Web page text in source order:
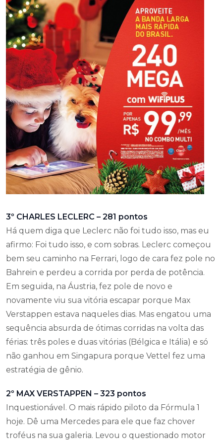
3º CHARLES LECLERC – 281 pontos
Há quem diga que Leclerc não foi tudo isso, mas eu
afirmo: Foi tudo isso, e com sobras. Leclerc começou
bem seu caminho na Ferrari, logo de cara fez pole no
Bahrein e perdeu a corrida por perda de potência.
Em seguida, na Áustria, fez pole de novo e
novamente viu sua vitória escapar porque Max
Verstappen estava naqueles dias. Mas engatou uma
sequência absurda de ótimas corridas na volta das
férias: três poles e duas vitórias (Bélgica e Itália) e só
não ganhou em Singapura porque Vettel fez uma
estratégia de gênio.
2º MAX VERSTAPPEN – 323 pontos
Inquestionável. O mais rápido piloto da Fórmula 1
hoje. Dê uma Mercedes para ele que faz chover
troféus na sua galeria. Levou o questionado motor